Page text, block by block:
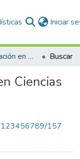
Iniciar
Maestría en Educación en Ciencias Naturales Buscar
Ciencias
123456789/157